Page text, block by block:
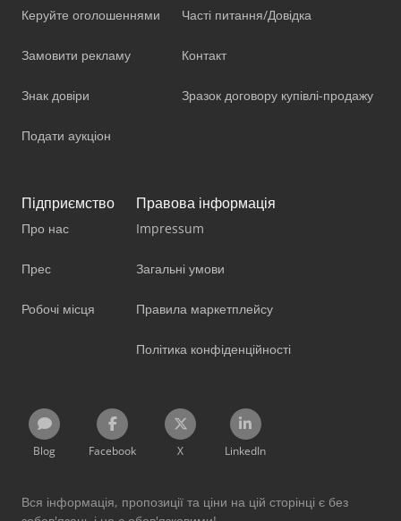
Керуйте оголошеннями
Замовити рекламу
Знак довіри
Подати аукціон
Часті питання/Довідка
Контакт
Зразок договору купівлі-продажу
Підприємство
Про нас
Прес
Робочі місця
Правова інформація
Impressum
Загальні умови
Правила маркетплейсу
Політика конфіденційності
Blog Facebook X LinkedIn
Вся інформація, пропозиції та ціни на цій сторінці є без